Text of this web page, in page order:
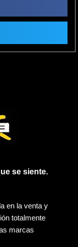
se siente.
en la venta y
totalmente
marcas